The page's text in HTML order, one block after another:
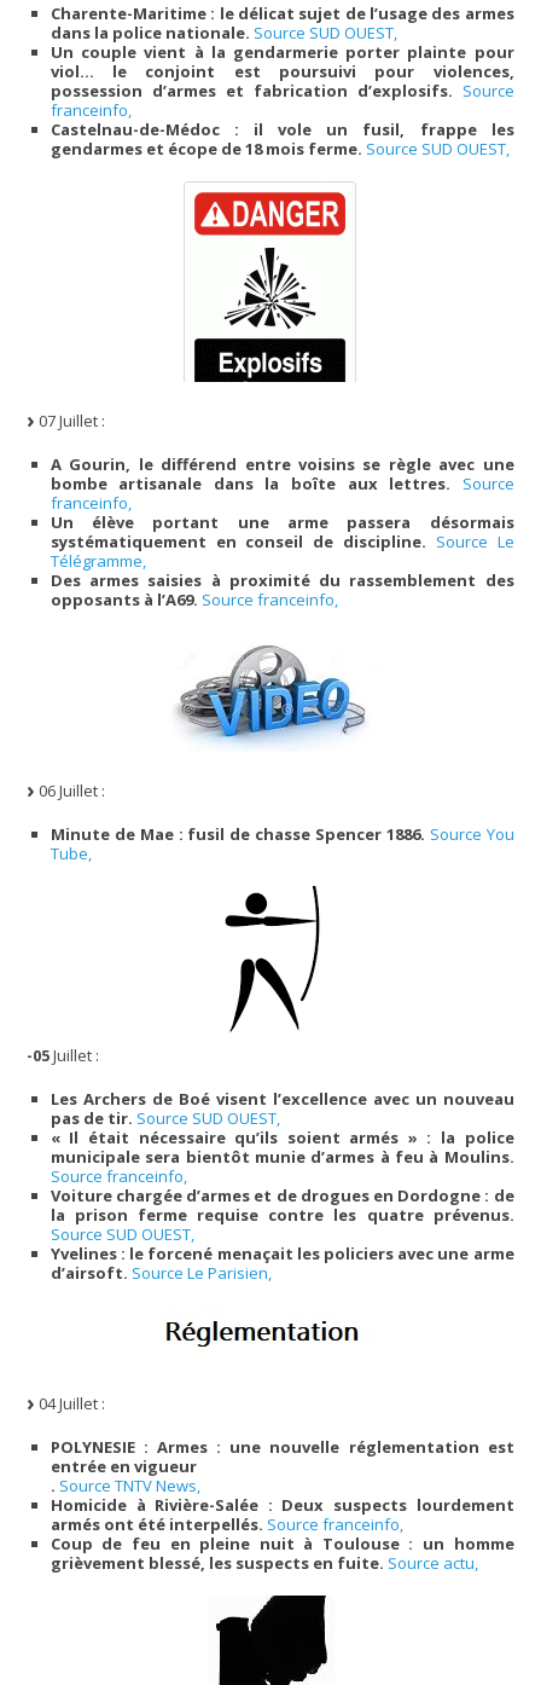
Charente-Maritime : le délicat sujet de l’usage des armes
dans la police nationale. Source SUD OUEST,
Un couple vient à la gendarmerie porter plainte pour
viol… le conjoint est poursuivi pour violences,
possession d’armes et fabrication d’explosifs. Source
franceinfo,
Castelnau-de-Médoc : il vole un fusil, frappe les
gendarmes et écope de 18 mois ferme. Source SUD OUEST,
07 Juillet :
A Gourin, le différend entre voisins se règle avec une
bombe artisanale dans la boîte aux lettres. Source
franceinfo,
Un élève portant une arme passera désormais
systématiquement en conseil de discipline. Source Le
Télégramme,
Des armes saisies à proximité du rassemblement des
opposants à l’A69. Source franceinfo,
06 Juillet :
Minute de Mae : fusil de chasse Spencer 1886. Source You
Tube,
-05Juillet :
Les Archers de Boé visent l’excellence avec un nouveau
pas de tir. Source SUD OUEST,
« Il était nécessaire qu’ils soient armés » : la police
municipale sera bientôt munie d’armes à feu à Moulins.
Source franceinfo,
Voiture chargée d’armes et de drogues en Dordogne : de
la prison ferme requise contre les quatre prévenus.
Source SUD OUEST,
Yvelines : le forcené menaçait les policiers avec une arme
d’airsoft. Source Le Parisien,
04 Juillet :
POLYNESIE : Armes : une nouvelle réglementation est
entrée en vigueur
. Source TNTV News,
Homicide à Rivière-Salée : Deux suspects lourdement
armés ont été interpellés. Source franceinfo,
Coup de feu en pleine nuit à Toulouse : un homme
grièvement blessé, les suspects en fuite. Source actu,